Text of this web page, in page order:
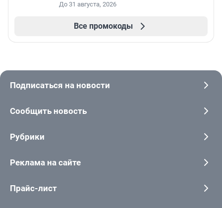
До 31 августа, 2026
Все промокоды
Подписаться на новости
Сообщить новость
Рубрики
Реклама на сайте
Прайс-лист